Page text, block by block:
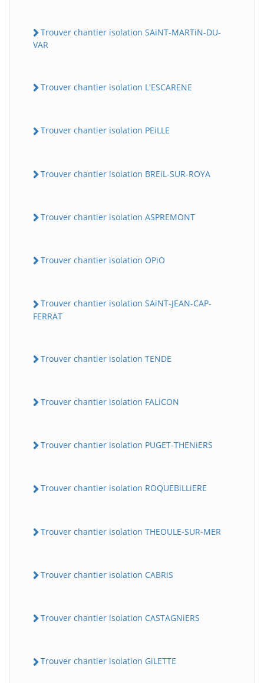
Trouver chantier isolation SAiNT-MARTiN-DU-
VAR
Trouver chantier isolation L'ESCARENE
Trouver chantier isolation PEiLLE
Trouver chantier isolation BREiL-SUR-ROYA
Trouver chantier isolation ASPREMONT
Trouver chantier isolation OPiO
Trouver chantier isolation SAiNT-JEAN-CAP-
FERRAT
Trouver chantier isolation TENDE
Trouver chantier isolation FALiCON
Trouver chantier isolation PUGET-THENiERS
Trouver chantier isolation ROQUEBiLLiERE
Trouver chantier isolation THEOULE-SUR-MER
Trouver chantier isolation CABRiS
Trouver chantier isolation CASTAGNiERS
Trouver chantier isolation GiLETTE